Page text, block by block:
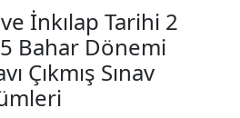
İnkılap Tarihi 2
Bahar Dönemi
Çıkmış Sınav